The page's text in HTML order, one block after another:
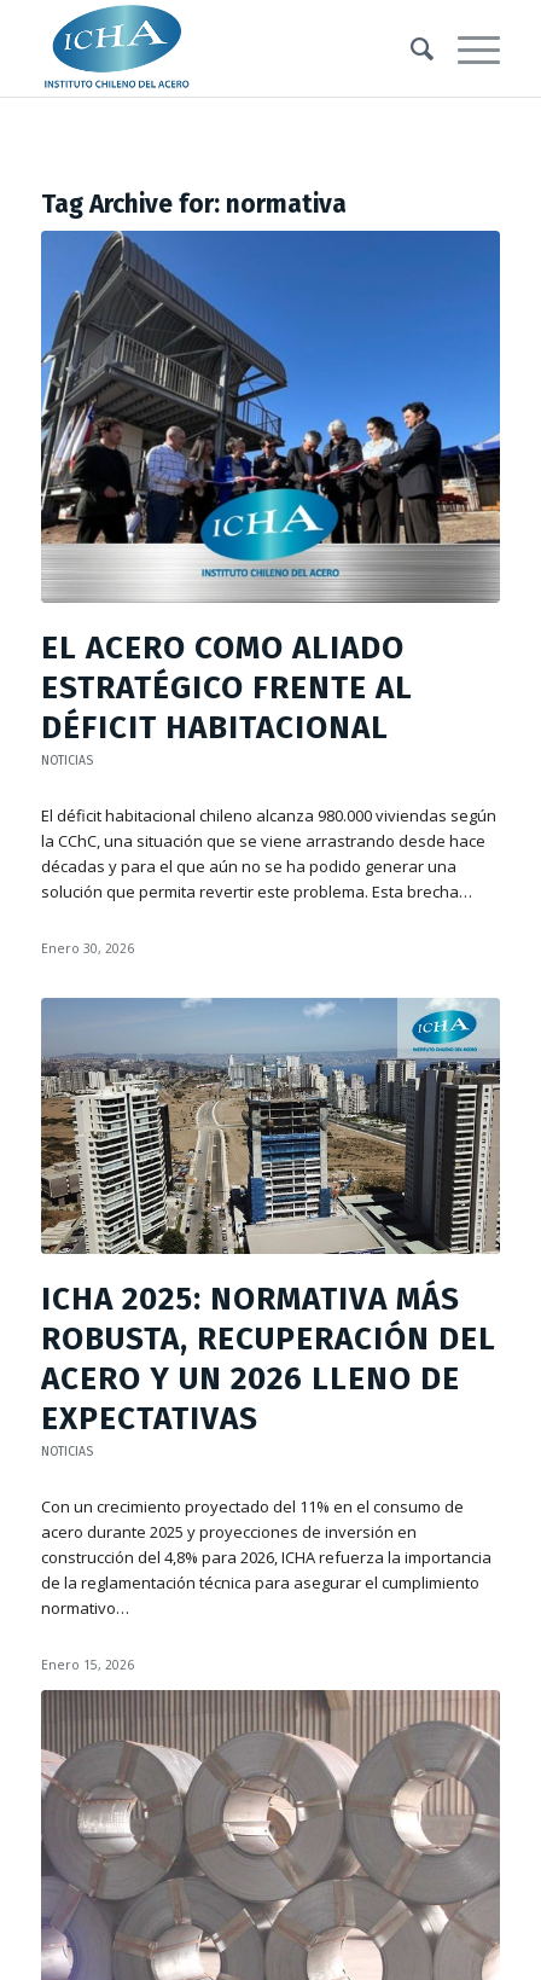
Tag Archive for: normativa
EL ACERO COMO ALIADO
ESTRATÉGICO FRENTE AL
DÉFICIT HABITACIONAL
NOTICIAS
El déficit habitacional chileno alcanza 980.000 viviendas según
la CChC, una situación que se viene arrastrando desde hace
décadas y para el que aún no se ha podido generar una
solución que permita revertir este problema. Esta brecha…
Enero 30, 2026
ICHA 2025: NORMATIVA MÁS
ROBUSTA, RECUPERACIÓN DEL
ACERO Y UN 2026 LLENO DE
EXPECTATIVAS
NOTICIAS
Con un crecimiento proyectado del 11% en el consumo de
acero durante 2025 y proyecciones de inversión en
construcción del 4,8% para 2026, ICHA refuerza la importancia
de la reglamentación técnica para asegurar el cumplimiento
normativo…
Enero 15, 2026